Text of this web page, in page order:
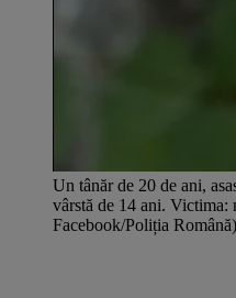
Un tânăr de 20 de ani,
vârstă de 14 ani. Victima:
Facebook/Poliția Română)